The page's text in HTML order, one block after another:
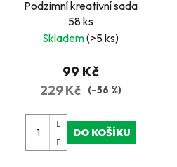
Podzimní kreativní sada
58 ks
Skladem(>5 ks)
99 Kč
229 Kč (–56 %)
DO KOŠÍKU